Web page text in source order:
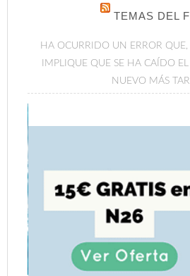
TEMAS DEL
HA OCURRIDO UN ERROR
IMPLIQUE QUE SE HA CAÍDO
NUEVO MÁS